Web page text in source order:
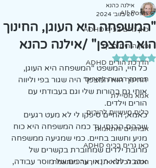
All Posts
כאן גרים בכיף ADHD
כאן הורים בכיף
הדרכת הורים ADHD
תמיכה רגשית להורים
אמא מטיילת
כלים מעשיים להורים
אבחונים והתאמות
כאן גרים בכיף ADHD
הכנה לכיתה א' | הוראה מותאמת
"המשפחה היא העוגן, החינוך
הוא המצפן" /אילנה כהנא
אילנה כהנא
20 בנוב׳ 2024
דירוג של NaN מתוך 5 כוכבים
כל חיי, המשפט "המשפחה היא העוגן,
החינוך הוא המצפן" היה שגור בפי וליווה
אותי גם בהורות שלי וגם בעבודתי עם
הורים וילדים.
כאמא, החיים סיפקו לי לא מעט רגעים
שבהם הבנתי עד כמה המשפחה היא כוח
מניע וחשוב בחיים. כמי שמגיעה ממשפחה
מרובת ילדים שמחוברת בקשרים של
אהבה ללא תנאי, ערכים של מוסר עבודה,